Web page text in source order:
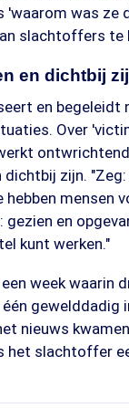
'waarom was ze
slachtoffers te
en dichtbij
en begeleidt
Over
dichtbij zijn.
mensen
gezien en
kunt werken."
week waarin
gewelddadig
nieuws
het slachtoffer